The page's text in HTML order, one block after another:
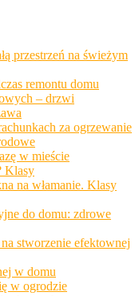
przestrzeń na świeżym
remontu domu
– drzwi
za ogrzewanie
w mieście
Klasy
na włamanie. Klasy
do domu: zdrowe
stworzenie efektownej
w domu
w ogrodzie